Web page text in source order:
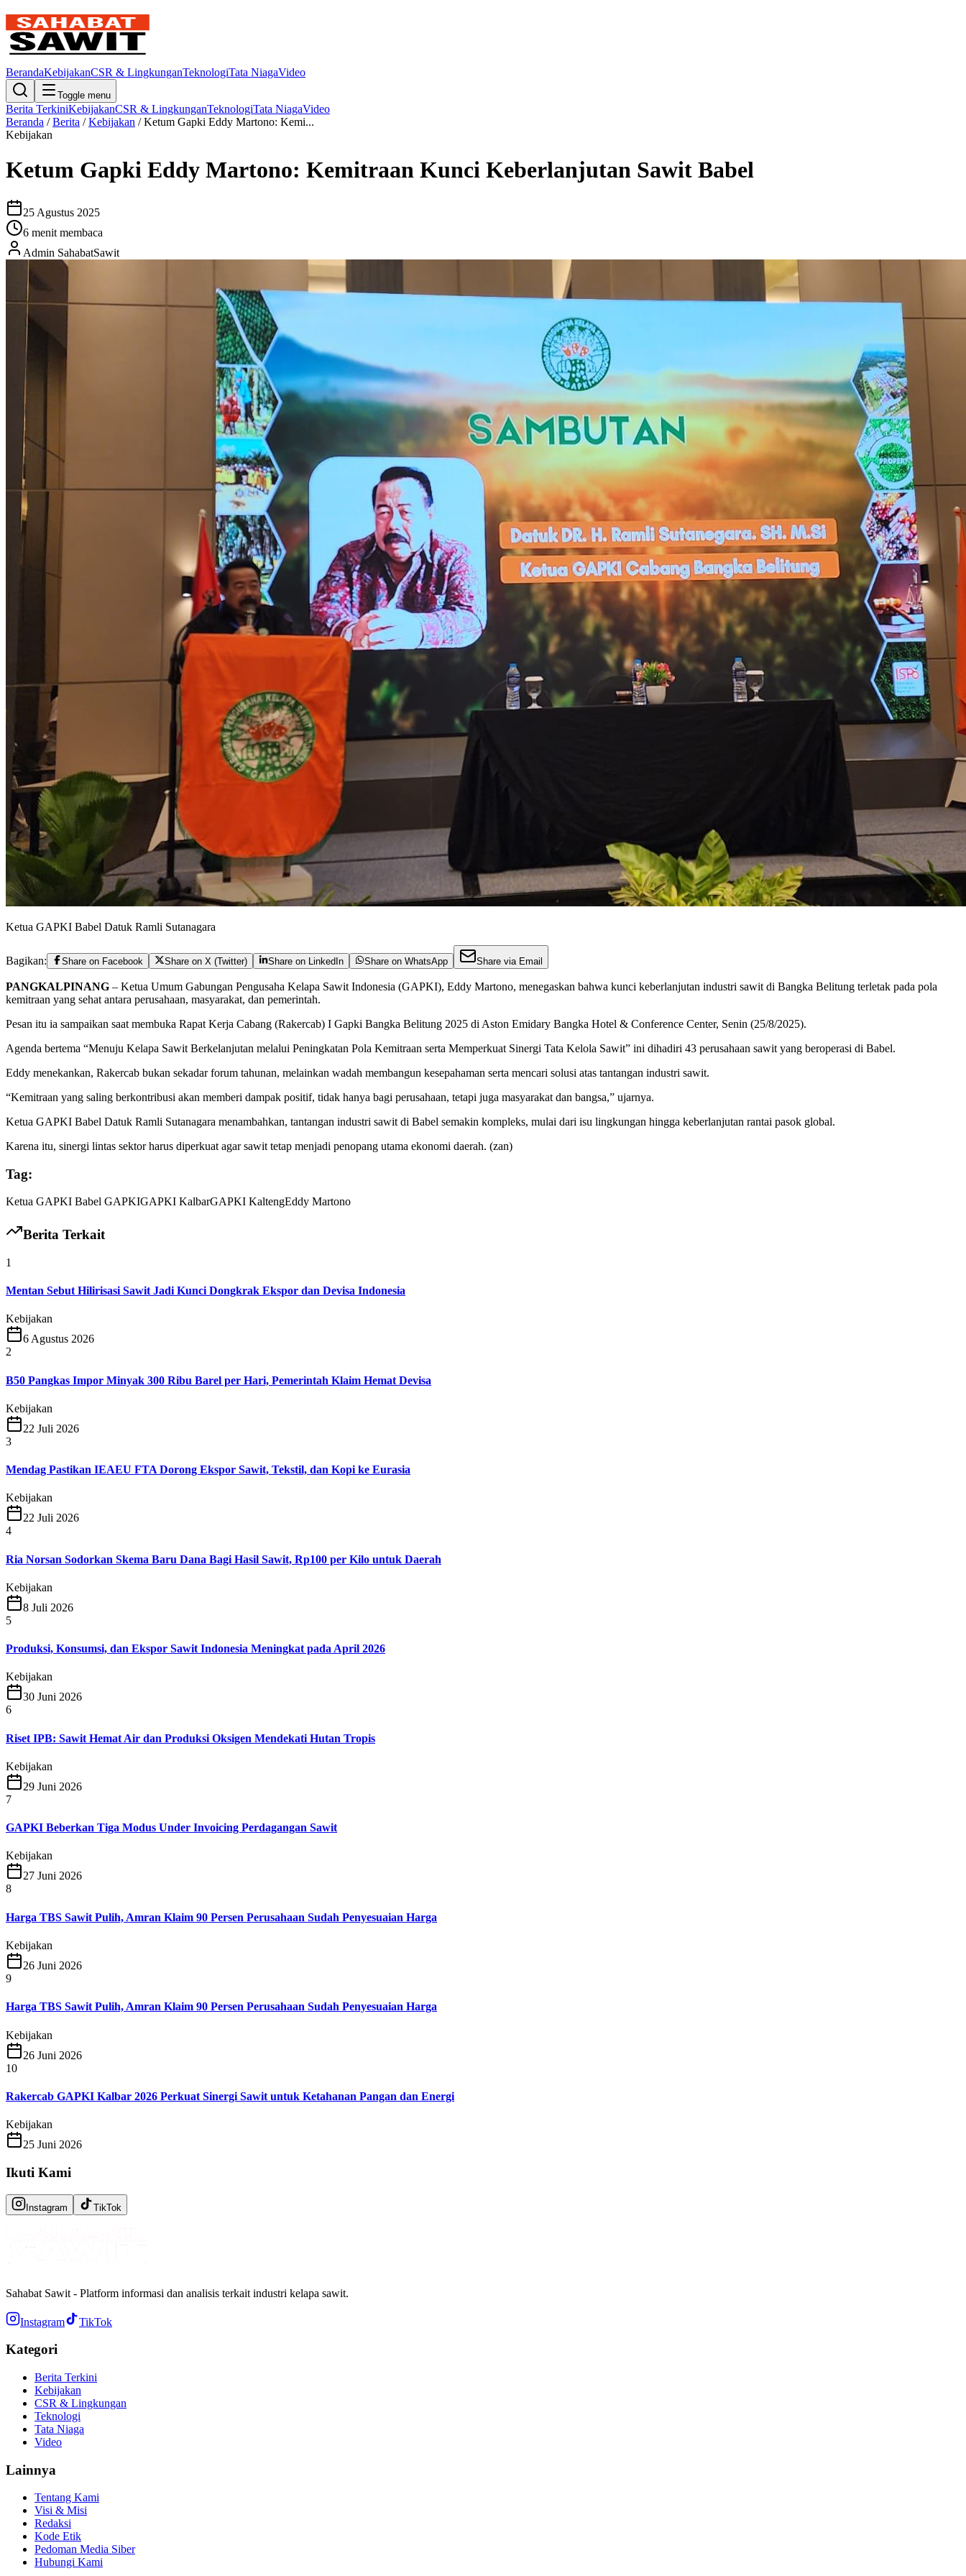
BerandaKebijakanCSR & LingkunganTeknologiTata NiagaVideo
Toggle menu
Berita TerkiniKebijakanCSR & LingkunganTeknologiTata NiagaVideo
Beranda / Berita / Kebijakan / Ketum Gapki Eddy Martono: Kemi...
Kebijakan
Ketum Gapki Eddy Martono: Kemitraan Kunci Keberlanjutan Sawit Babel
25 Agustus 2025
6 menit membaca
Admin SahabatSawit
Ketua GAPKI Babel Datuk Ramli Sutanagara
Bagikan: Share on Facebook Share on X (Twitter) Share on LinkedIn Share on WhatsApp Share via Email
PANGKALPINANG – Ketua Umum Gabungan Pengusaha Kelapa Sawit Indonesia (GAPKI), Eddy Martono, menegaskan bahwa kunci keberlanjutan industri sawit di Bangka Belitung terletak pada pola
kemitraan yang sehat antara perusahaan, masyarakat, dan pemerintah.
Pesan itu ia sampaikan saat membuka Rapat Kerja Cabang (Rakercab) I Gapki Bangka Belitung 2025 di Aston Emidary Bangka Hotel & Conference Center, Senin (25/8/2025).
Agenda bertema “Menuju Kelapa Sawit Berkelanjutan melalui Peningkatan Pola Kemitraan serta Memperkuat Sinergi Tata Kelola Sawit” ini dihadiri 43 perusahaan sawit yang beroperasi di Babel.
Eddy menekankan, Rakercab bukan sekadar forum tahunan, melainkan wadah membangun kesepahaman serta mencari solusi atas tantangan industri sawit.
“Kemitraan yang saling berkontribusi akan memberi dampak positif, tidak hanya bagi perusahaan, tetapi juga masyarakat dan bangsa,” ujarnya.
Ketua GAPKI Babel Datuk Ramli Sutanagara menambahkan, tantangan industri sawit di Babel semakin kompleks, mulai dari isu lingkungan hingga keberlanjutan rantai pasok global.
Karena itu, sinergi lintas sektor harus diperkuat agar sawit tetap menjadi penopang utama ekonomi daerah. (zan)
Tag:
Ketua GAPKI Babel GAPKIGAPKI KalbarGAPKI KaltengEddy Martono
Berita Terkait
1
Mentan Sebut Hilirisasi Sawit Jadi Kunci Dongkrak Ekspor dan Devisa Indonesia
Kebijakan
6 Agustus 2026
2
B50 Pangkas Impor Minyak 300 Ribu Barel per Hari, Pemerintah Klaim Hemat Devisa
Kebijakan
22 Juli 2026
3
Mendag Pastikan IEAEU FTA Dorong Ekspor Sawit, Tekstil, dan Kopi ke Eurasia
Kebijakan
22 Juli 2026
4
Ria Norsan Sodorkan Skema Baru Dana Bagi Hasil Sawit, Rp100 per Kilo untuk Daerah
Kebijakan
8 Juli 2026
5
Produksi, Konsumsi, dan Ekspor Sawit Indonesia Meningkat pada April 2026
Kebijakan
30 Juni 2026
6
Riset IPB: Sawit Hemat Air dan Produksi Oksigen Mendekati Hutan Tropis
Kebijakan
29 Juni 2026
7
GAPKI Beberkan Tiga Modus Under Invoicing Perdagangan Sawit
Kebijakan
27 Juni 2026
8
Harga TBS Sawit Pulih, Amran Klaim 90 Persen Perusahaan Sudah Penyesuaian Harga
Kebijakan
26 Juni 2026
9
Harga TBS Sawit Pulih, Amran Klaim 90 Persen Perusahaan Sudah Penyesuaian Harga
Kebijakan
26 Juni 2026
10
Rakercab GAPKI Kalbar 2026 Perkuat Sinergi Sawit untuk Ketahanan Pangan dan Energi
Kebijakan
25 Juni 2026
Ikuti Kami
Instagram TikTok
Sahabat Sawit - Platform informasi dan analisis terkait industri kelapa sawit.
Instagram TikTok
Kategori
Berita Terkini
Kebijakan
CSR & Lingkungan
Teknologi
Tata Niaga
Video
Lainnya
Tentang Kami
Visi & Misi
Redaksi
Kode Etik
Pedoman Media Siber
Hubungi Kami